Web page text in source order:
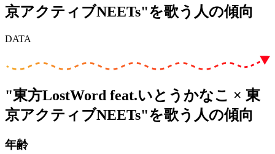
京アクティブNEETs"を歌う人の傾向
DATA
"東方LostWord feat.いとうかなこ × 東
京アクティブNEETs"を歌う人の傾向
年齢